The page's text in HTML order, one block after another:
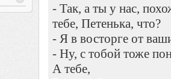
- Так, а ты у нас,
тебе, Петенька, что?
- Я в восторге от
- Ну, с тобой тоже
А тебе,